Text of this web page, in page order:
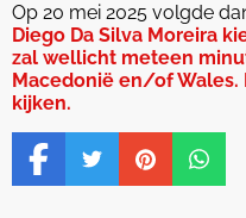
Op 20 mei 2025 volgde
Diego Da Silva Moreira
zal wellicht meteen
Macedonië en/of
kijken.